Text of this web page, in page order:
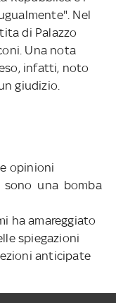
Nel
di Palazzo
Una nota
infatti, noto
giudizio.
opinioni
sono una bomba
ha amareggiato
spiegazioni
anticipate